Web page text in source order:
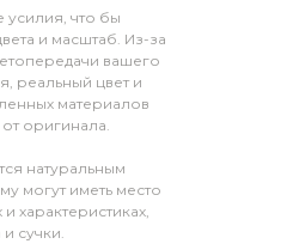
усилия, что бы
и масштаб. Из-за
вашего
реальный цвет и
материалов
оригинала.
натуральным
могут иметь место
характеристиках,
сучки.